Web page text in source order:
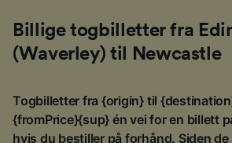
Billige togbilletter fra
(Waverley) til Newcastle
Togbilletter fra {origin} til
{fromPrice}{sup} én vei for en billett
hvis du bestiller på forhånd. Siden